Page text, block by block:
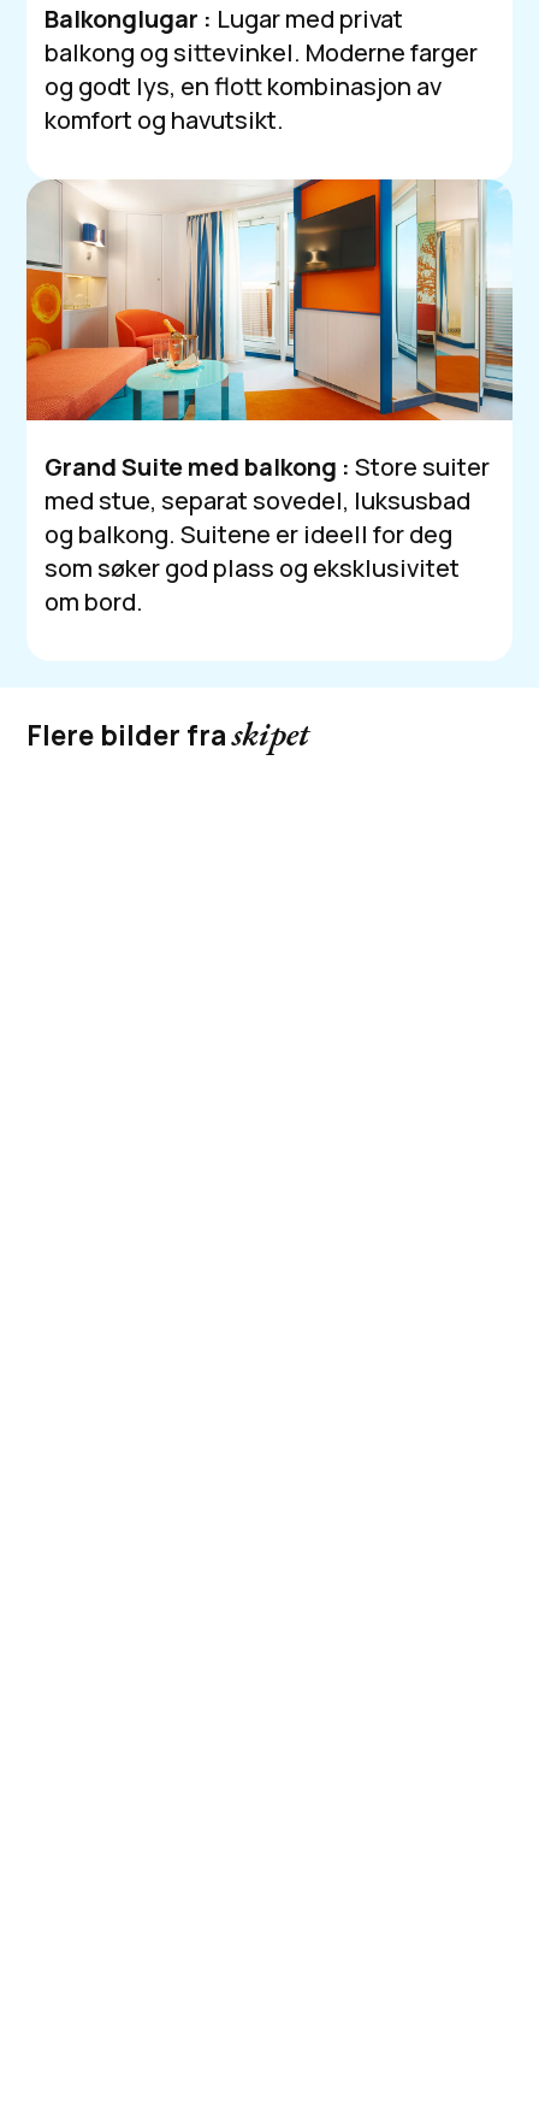
Balkonglugar : Lugarmed privat
balkong og sittevinkel. Moderne farger
og godt lys, en flott kombinasjon av
komfort og havutsikt.
Grand Suite med balkong :Store suiter
med stue, separat sovedel, luksusbad
og balkong. Suitene er ideell for deg
som søker god plass og eksklusivitet
om bord.
Flere bilder fraskipet